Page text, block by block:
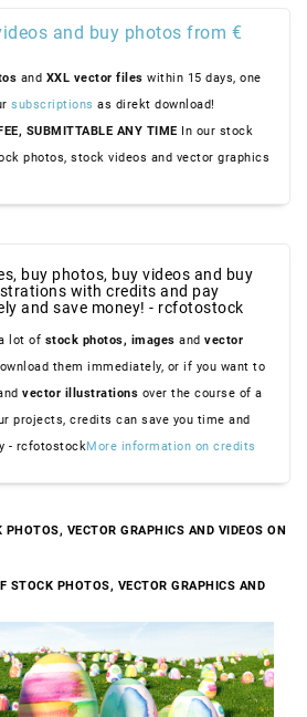
and buy photos from €
and XXL vector files within 15 days, one
subscriptions as direkt download!
SUBMITTABLE ANY TIME In our stock
photos, stock videos and vector graphics
buy photos, buy videos and buy
with credits and pay
and save money! - rcfotostock
lot of stock photos, images and vector
them immediately, or if you want to
vector illustrations over the course of a
projects, credits can save you time and
- rcfotostockMore information on credits
VECTOR GRAPHICS AND VIDEOS ON
STOCK PHOTOS, VECTOR GRAPHICS AND